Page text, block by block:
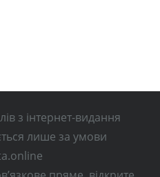
з інтернет-видання
лише за умови